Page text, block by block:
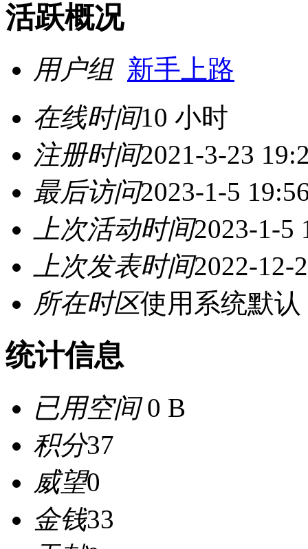
活跃概况
用户组 新手上路
在线时间10 小时
注册时间2021-3-23
最后访问2023-1-5
上次活动时间2023-1-5
上次发表时间2022-12-
所在时区使用系统默认
统计信息
已用空间0 B
积分37
威望0
金钱33